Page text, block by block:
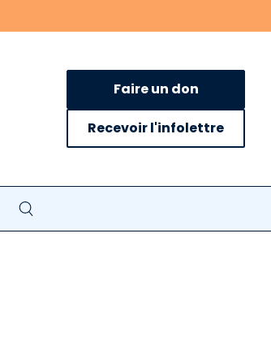
Faire un don
Recevoir l'infolettre